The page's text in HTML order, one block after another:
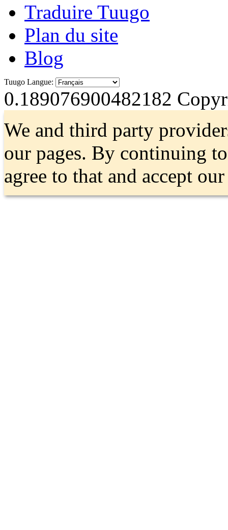
Traduire Tuugo
Plan du site
Blog
Tuugo Langue:
0.189076900482182
We and third party
our pages. By continuing
agree to that and accept